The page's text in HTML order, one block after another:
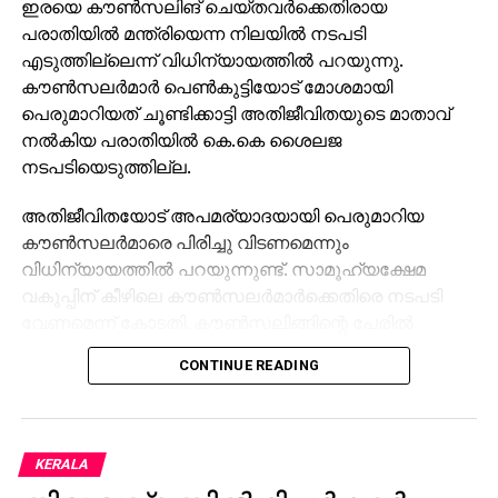
ഇരയെ കൗണ്‍സലിങ് ചെയ്തവര്‍ക്കെതിരായ
പരാതിയില്‍ മന്ത്രിയെന്ന നിലയില്‍ നടപടി
എടുത്തില്ലെന്ന് വിധിന്യായത്തില്‍ പറയുന്നു.
കൗണ്‍സലര്‍മാര്‍ പെണ്‍കുട്ടിയോട് മോശമായി
പെരുമാറിയത് ചൂണ്ടിക്കാട്ടി അതിജീവിതയുടെ മാതാവ്
നല്‍കിയ പരാതിയില്‍ കെ.കെ ശൈലജ
നടപടിയെടുത്തില്ല.
അതിജീവിതയോട് അപമര്യാദയായി പെരുമാറിയ
കൗണ്‍സലര്‍മാരെ പിരിച്ചു വിടണമെന്നും
വിധിന്യായത്തില്‍ പറയുന്നുണ്ട്. സാമൂഹ്യക്ഷേമ
വകുപ്പിന് കീഴിലെ കൗണ്‍സലര്‍മാര്‍ക്കെതിരെ നടപടി
കൗണ്‍സലര്‍മാര്‍ കുട്ടിയെ മാനസികമായി
പീഡിപ്പിച്ചുവെന്നും അവര്‍ ജോലിയില്‍ തുടരാന്‍
പാലത്തായി പോക്സോ കേസില്‍ കഴിഞ്ഞ
ശനിയാഴ്ചയാണ് തലശ്ശേരി ജില്ലാ പോക്സോ കോടതി
CONTINUE READING
KERALA